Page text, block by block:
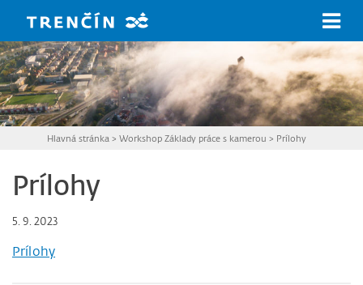
Hlavná stránka >Workshop Základy práce s kamerou > Prílohy
Prílohy
5. 9. 2023
Prílohy